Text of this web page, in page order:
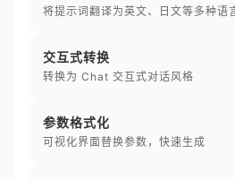
将提示词翻译为英文、日文等多种语
交互式转换
转换为 Chat 交互式对话风格
参数格式化
可视化界面替换参数，快速生成